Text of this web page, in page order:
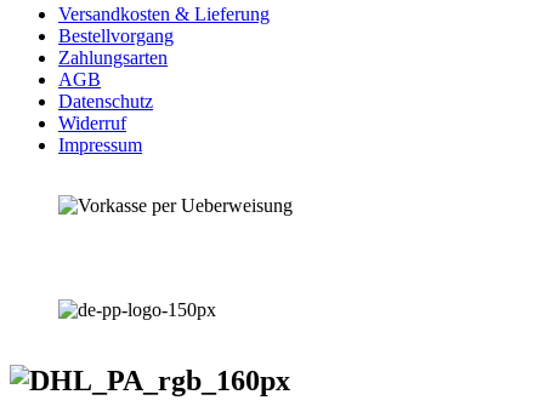
Versandkosten & Lieferung
Bestellvorgang
Zahlungsarten
AGB
Datenschutz
Widerruf
Impressum